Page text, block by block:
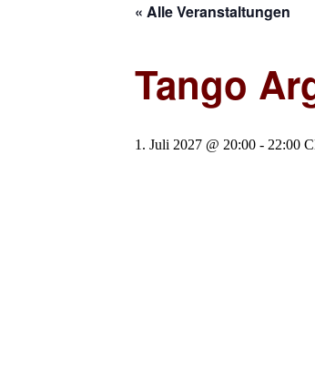
« Alle Veranstaltungen
Tango
1. Juli 2027 @ 20:00 - 22:00